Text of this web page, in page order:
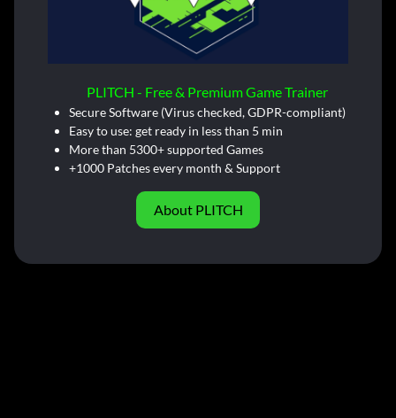
PLITCH - Free & Premium Game Trainer
Secure Software (Virus checked, GDPR-compliant)
Easy to use: get ready in less than 5 min
More than 5300+ supported Games
+1000 Patches every month & Support
About PLITCH